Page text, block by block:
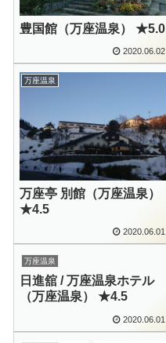
豊国館（万座温泉） ★5.0
2020.06.02
万座温泉
万座亭 別館（万座温泉）
★4.5
2020.06.01
万座温泉
日進舘 / 万座温泉ホテル
（万座温泉） ★4.5
2020.06.01